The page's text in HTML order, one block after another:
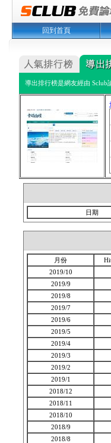
回到首頁
導出排行榜是網友經由 Sclub
日期
月份
2019/10
2019/9
2019/8
2019/7
2019/6
2019/5
2019/4
2019/3
2019/2
2019/1
2018/12
2018/11
2018/10
2018/9
2018/8